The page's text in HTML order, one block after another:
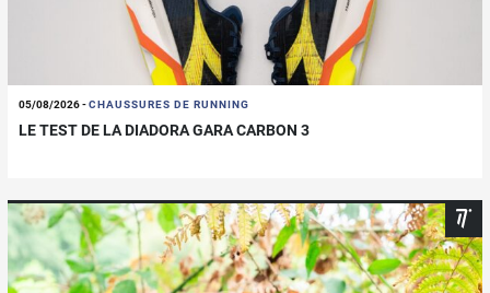
05/08/2026-CHAUSSURES DE RUNNING
LE TEST DE LA DIADORA GARA CARBON 3